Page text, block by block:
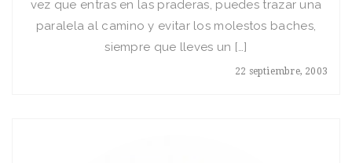
22 septiembre, 2003
vez que entras en las praderas, puedes trazar una
paralela al camino y evitar los molestos baches,
siempre que lleves un […]